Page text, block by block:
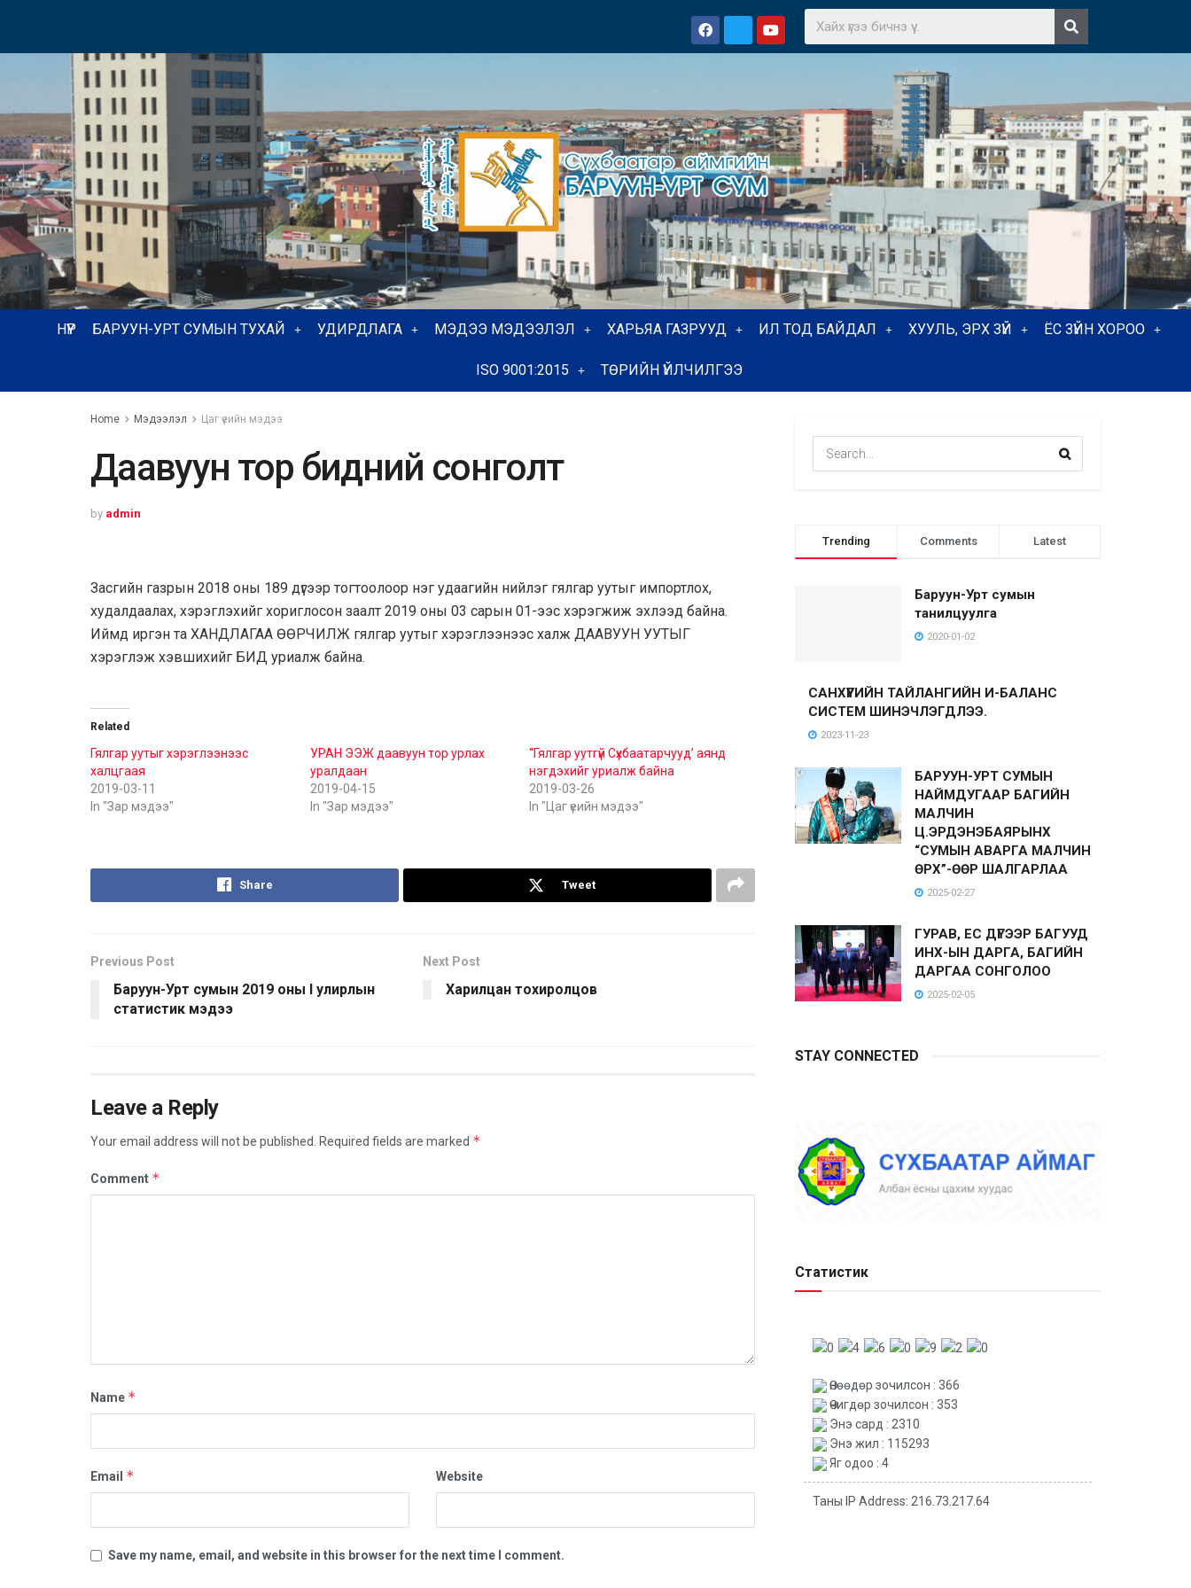
НҮҮР БАРУУН-УРТ СУМЫН ТУХАЙ УДИРДЛАГА МЭДЭЭ МЭДЭЭЛЭЛ ХАРЬЯА ГАЗРУУД ИЛ ТОД БАЙДАЛ ХУУЛЬ, ЭРХ ЗҮЙ ЁС ЗҮЙН ХОРОО
ISO 9001:2015 ТӨРИЙН ҮЙЛЧИЛГЭЭ
Home Мэдээлэл Цаг үеийн мэдээ
Даавуун тор бидний сонголт
by admin
Засгийн газрын 2018 оны 189 дүгээр тогтоолоор нэг удаагийн нийлэг гялгар уутыг импортлох,
худалдаалах, хэрэглэхийг хориглосон заалт 2019 оны 03 сарын 01-ээс хэрэгжиж эхлээд байна.
Иймд иргэн та ХАНДЛАГАА ӨӨРЧИЛЖ гялгар уутыг хэрэглээнээс халж ДААВУУН УУТЫГ
хэрэглэж хэвшихийг БИД уриалж байна.
Related
Гялгар уутыг хэрэглээнээс
халцгаая
2019-03-11
In "Зар мэдээ"
УРАН ЭЭЖ даавуун тор урлах
уралдаан
2019-04-15
In "Зар мэдээ"
“Гялгар уутгүй Сүхбаатарчууд’ аянд
нэгдэхийг уриалж байна
2019-03-26
In "Цаг үеийн мэдээ"
Share Tweet
Previous Post
Баруун-Урт сумын 2019 оны I улирлын
статистик мэдээ
Next Post
Харилцан тохиролцов
Leave a Reply
Your email address will not be published. Required fields are marked *
Comment *
Name *
Email * Website
Save my name, email, and website in this browser for the next time I comment.
Trending Comments Latest
Баруун-Урт сумын
танилцуулга
2020-01-02
САНХҮҮГИЙН ТАЙЛАНГИЙН И-БАЛАНС
СИСТЕМ ШИНЭЧЛЭГДЛЭЭ.
2023-11-23
БАРУУН-УРТ СУМЫН
НАЙМДУГААР БАГИЙН
МАЛЧИН
Ц.ЭРДЭНЭБАЯРЫНХ
“СУМЫН АВАРГА МАЛЧИН
ӨРХ”-ӨӨР ШАЛГАРЛАА
2025-02-27
ГУРАВ, ЕС ДҮГЭЭР БАГУУД
ИНХ-ЫН ДАРГА, БАГИЙН
ДАРГАА СОНГОЛОО
2025-02-05
STAY CONNECTED
Статистик
Өнөөдөр зочилсон : 366
Өчигдөр зочилсон : 353
Энэ сард : 2310
Энэ жил : 115293
Яг одоо : 4
Таны IP Address: 216.73.217.64